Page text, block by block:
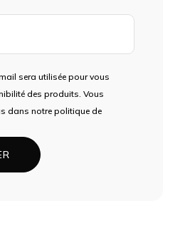
sera utilisée pour vous
des produits. Vous
dans notre politique de